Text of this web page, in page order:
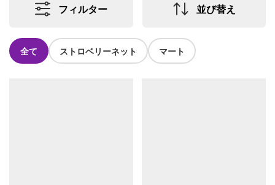
フィルター 並び替え
全て ストロベリーネット マート